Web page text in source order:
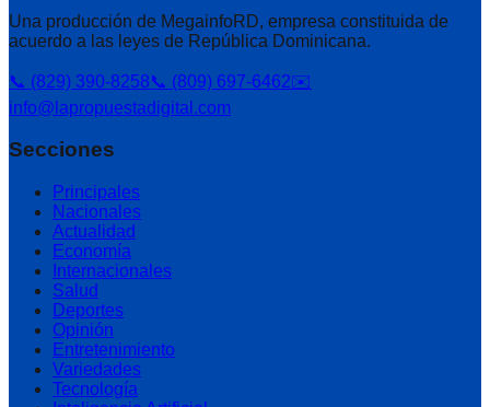
Una producción de MegainfoRD, empresa constituida de
acuerdo a las leyes de República Dominicana.
📞 (829) 390-8258📞 (809) 697-6462✉️
info@lapropuestadigital.com
Secciones
Principales
Nacionales
Actualidad
Economía
Internacionales
Salud
Deportes
Opinión
Entretenimiento
Variedades
Tecnología